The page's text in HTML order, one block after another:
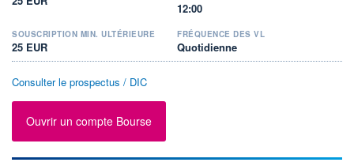
12:00
SOUSCRIPTION MIN. ULTÉRIEURE
25 EUR
FRÉQUENCE DES VL
Quotidienne
Consulter le prospectus / DIC
Ouvrir un compte Bourse